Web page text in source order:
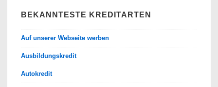
BEKANNTESTE KREDITARTEN
Auf unserer Webseite werben
Ausbildungskredit
Autokredit